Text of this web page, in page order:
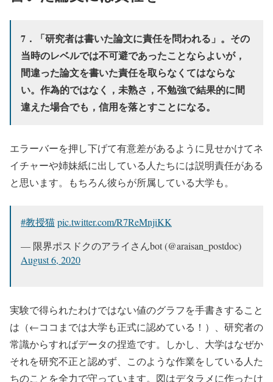
7．「研究者は書いた論文に責任を問われる」。その
当時のレベルでは不可避であったことならよいが，
間違った論文を書いた責任を取らなくてはならな
い。作為的ではなく，未熟さ，不勉強で結果的に間
違えた場合でも，信用を落とすことになる。
エラーバーを押し下げて有意差があるように見せかけてネ
イチャーや姉妹紙に出している人たちには説明責任がある
と思います。もちろん彼らが所属している大学も。
#教授猫pic.twitter.com/R7ReMnjiKK
— 限界ポスドクのアライさんbot (@araisan_postdoc)
August 6, 2020
実験で得られたわけではない値のグラフを手書きすること
は（←ココまでは大学も正式に認めている！）、研究者の
常識からすればデータの捏造です。しかし、大学はなぜか
それを研究不正と認めず、このような作業をしている人た
ちのことを全力で守っています。図はデタラメに作ったけ